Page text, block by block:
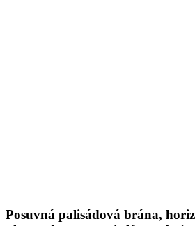
Posuvná palisádová brána,